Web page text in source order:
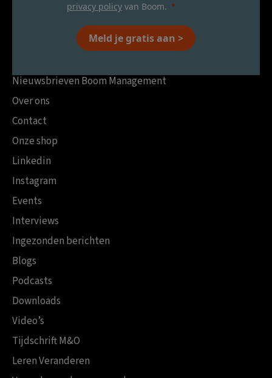
privacy policy van Boom.
Meld je gratis aan >
Nieuwsbrieven Boom Management
Over ons
Contact
Onze shop
Linkedin
Instagram
Events
Interviews
Ingezonden berichten
Blogs
Podcasts
Downloads
Video’s
Tijdschrift M&O
Leren Veranderen